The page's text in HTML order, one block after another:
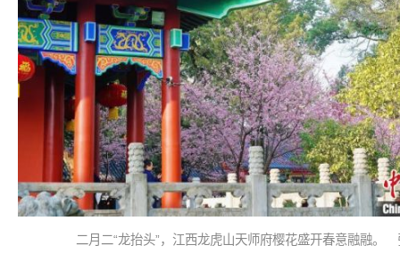
二月二“龙抬头”，江西龙虎山天师府樱花盛开春意融融。